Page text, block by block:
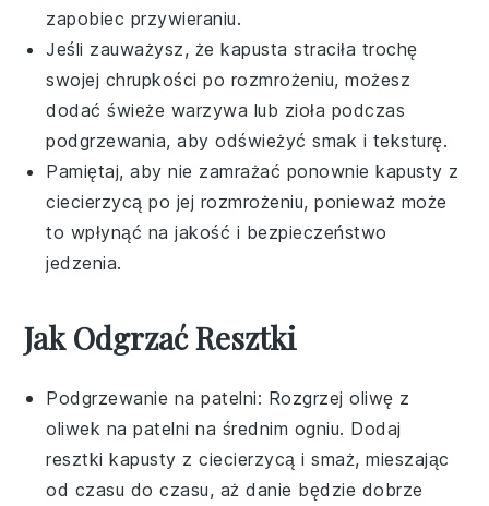
zapobiec przywieraniu.
Jeśli zauważysz, żekapusta straciła trochę
swojej chrupkości po rozmrożeniu, możesz
dodać świeże warzywa lub zioła podczas
podgrzewania, aby odświeżyć smak i teksturę.
Pamiętaj, aby nie zamrażać ponowniekapusty z
ciecierzycą po jej rozmrożeniu, ponieważ może
to wpłynąć na jakość i bezpieczeństwo
jedzenia.
Jak Odgrzać Resztki
Podgrzewanie na patelni: Rozgrzejoliwę z
oliwek na patelni na średnim ogniu. Dodaj
resztkikapusty z ciecierzycą i smaż, mieszając
od czasu do czasu, aż danie będzie dobrze